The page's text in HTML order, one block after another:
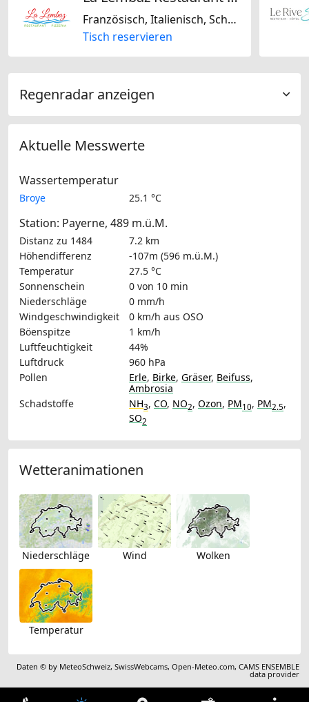
Französisch, Italienisch, Schweizerisch, Glutenfrei, Laktosefrei, Nussfrei, Sojafrei
Tisch reservieren
Regenradar anzeigen
Aktuelle Messwerte
Wassertemperatur
Broye 25.1 °C
Station: Payerne, 489 m.ü.M.
Distanz zu 1484
7.2 km
Höhendifferenz
-107m (596 m.ü.M.)
Temperatur
27.5 °C
Sonnenschein
0 von 10 min
Niederschläge
0 mm/h
Windgeschwindigkeit
0 km/h aus OSO
Böenspitze
1 km/h
Luftfeuchtigkeit
44%
Luftdruck
960 hPa
Pollen
Erle, Birke, Gräser, Beifuss,
Ambrosia
Schadstoffe
NH3, CO, NO2, Ozon, PM10, PM2.5,
SO2
Wetteranimationen
Niederschläge Wind Wolken
Temperatur
Daten © by MeteoSchweiz,SwissWebcams,Open-Meteo.com,CAMS ENSEMBLE
data provider